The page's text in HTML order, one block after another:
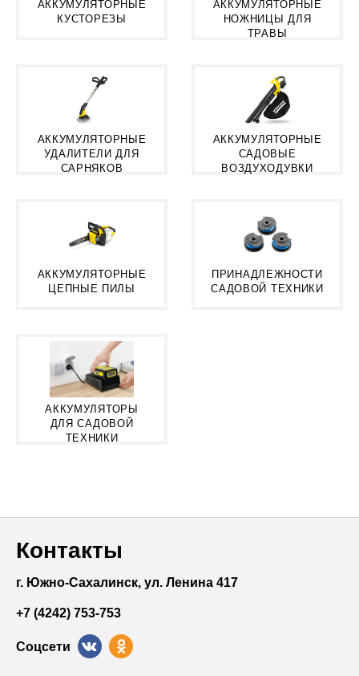
АККУМУЛЯТОРНЫЕ
КУСТОРЕЗЫ
АККУМУЛЯТОРНЫЕ
НОЖНИЦЫ ДЛЯ
ТРАВЫ
АККУМУЛЯТОРНЫЕ
УДАЛИТЕЛИ ДЛЯ
САРНЯКОВ
АККУМУЛЯТОРНЫЕ
САДОВЫЕ
ВОЗДУХОДУВКИ
АККУМУЛЯТОРНЫЕ
ЦЕПНЫЕ ПИЛЫ
ПРИНАДЛЕЖНОСТИ
САДОВОЙ ТЕХНИКИ
АККУМУЛЯТОРЫ
ДЛЯ САДОВОЙ
ТЕХНИКИ
Контакты
г. Южно-Сахалинск, ул. Ленина 417
+7 (4242) 753-753
Соцсети